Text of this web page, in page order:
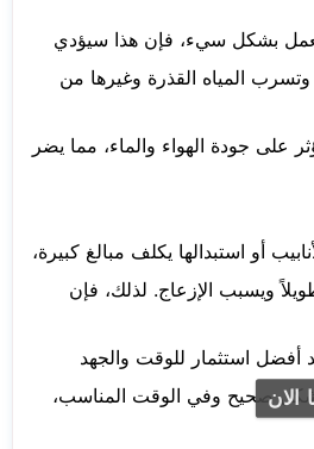
بشكل سيء، فإن هذا سيؤدي
وتسرب المياه القذرة وغيرها من
على جودة الهواء والماء، مما يضر
أو استبدالها يكلف مبالغ كبيرة،
ويسبب الإزعاج. لذلك، فإن
أفضل استثمار للوقت والجهد
بشكل صحيح وفي الوقت المناسب،
الان